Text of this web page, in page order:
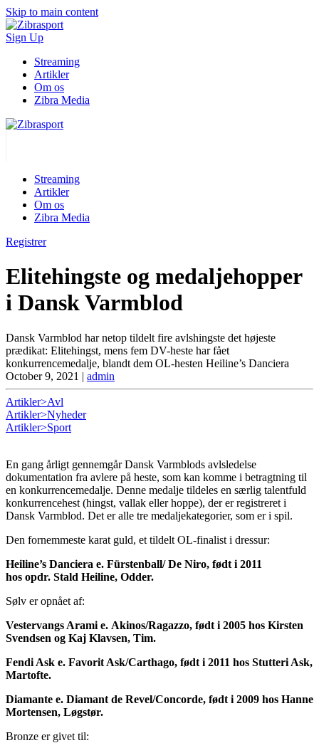
Skip to main content
Sign Up
Streaming
Artikler
Om os
Zibra Media
Streaming
Artikler
Om os
Zibra Media
Registrer
Elitehingste og medaljehopper
i Dansk Varmblod
Dansk Varmblod har netop tildelt fire avlshingste det højeste
prædikat: Elitehingst, mens fem DV-heste har fået
konkurrencemedalje, blandt dem OL-hesten Heiline’s Danciera
October 9, 2021 | admin
Artikler>Avl
Artikler>Nyheder
Artikler>Sport
En gang årligt gennemgår Dansk Varmblods avlsledelse
dokumentation fra avlere på heste, som kan komme i betragtning til
en konkurrencemedalje. Denne medalje tildeles en særlig talentfuld
konkurrencehest (hingst, vallak eller hoppe), der er registreret i
Dansk Varmblod. Det er alle tre medaljekategorier, som er i spil.
Den fornemmeste karat guld, et tildelt OL-finalist i dressur:
Heiline’s Danciera e. Fürstenball/ De Niro, født i 2011
hos opdr. Stald Heiline, Odder.
Sølv er opnået af:
Vestervangs Arami e. Akinos/Ragazzo, født i 2005 hos Kirsten
Svendsen og Kaj Klavsen, Tim.
Fendi Ask e. Favorit Ask/Carthago, født i 2011 hos Stutteri Ask,
Martofte.
Diamante e. Diamant de Revel/Concorde, født i 2009 hos Hanne
Mortensen, Løgstør.
Bronze er givet til: